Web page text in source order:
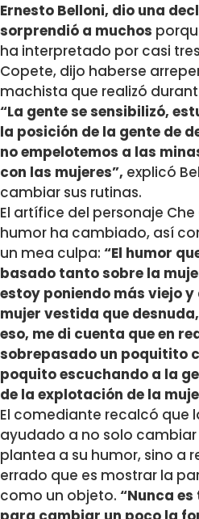
Ernesto Belloni, dio una
sorprendió a muchos
ha interpretado por casi
Copete, dijo haberse
machista que realizó
“La gente se sensibilizó,
la posición de la gente de
no empelotemos a las
con las mujeres”, explicó
cambiar sus rutinas.
El artífice del personaje
humor ha cambiado, así
un mea culpa: “El humor
basado tanto sobre la
estoy poniendo más viejo
mujer vestida que
eso, me di cuenta que en
sobrepasado un poquitito
poquito escuchando a la
de la explotación de la
El comediante recalcó que
ayudado a no solo
plantea a su humor, sino a
errado que es mostrar la
como un objeto. “Nunca